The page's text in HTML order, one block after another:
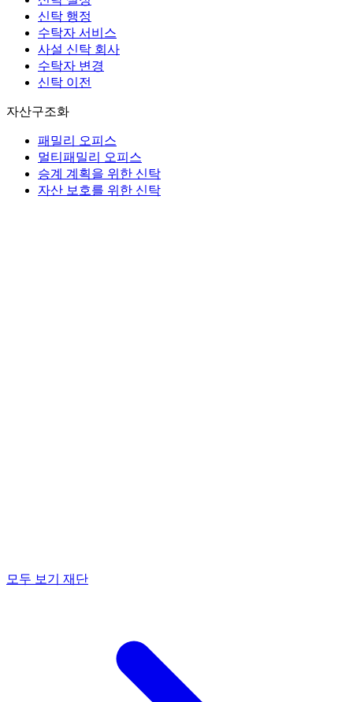
신탁 행정
수탁자 서비스
사설 신탁 회사
수탁자 변경
신탁 이전
자산구조화
패밀리 오피스
멀티패밀리 오피스
승계 계획을 위한 신탁
자산 보호를 위한 신탁
모두 보기 재단